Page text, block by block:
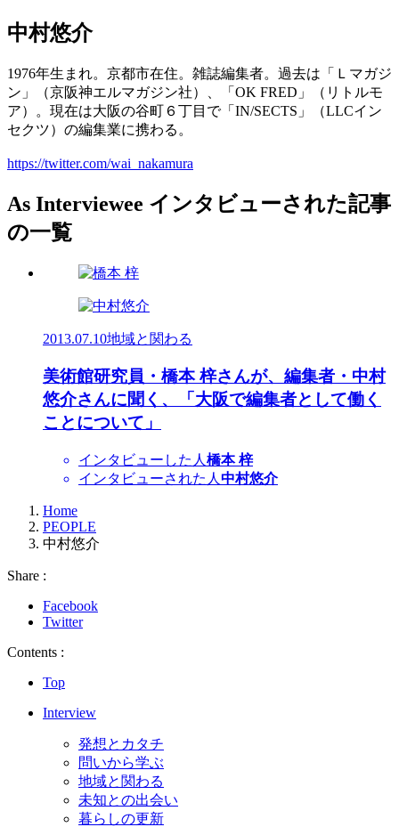
中村悠介
1976年生まれ。京都市在住。雑誌編集者。過去は「Ｌマガジ
ン」（京阪神エルマガジン社）、「OK FRED」（リトルモ
ア）。現在は大阪の谷町６丁目で「IN/SECTS」（LLCイン
セクツ）の編集業に携わる。
https://twitter.com/wai_nakamura
As Interviewee インタビューされた記事
の一覧
2013.07.10地域と関わる
美術館研究員・橋本 梓さんが、編集者・中村
悠介さんに聞く、「大阪で編集者として働く
ことについて」
インタビューした人 橋本 梓
インタビューされた人 中村悠介
Home
PEOPLE
中村悠介
Share :
Facebook
Twitter
Contents :
Top
Interview
発想とカタチ
問いから学ぶ
地域と関わる
未知との出会い
暮らしの更新